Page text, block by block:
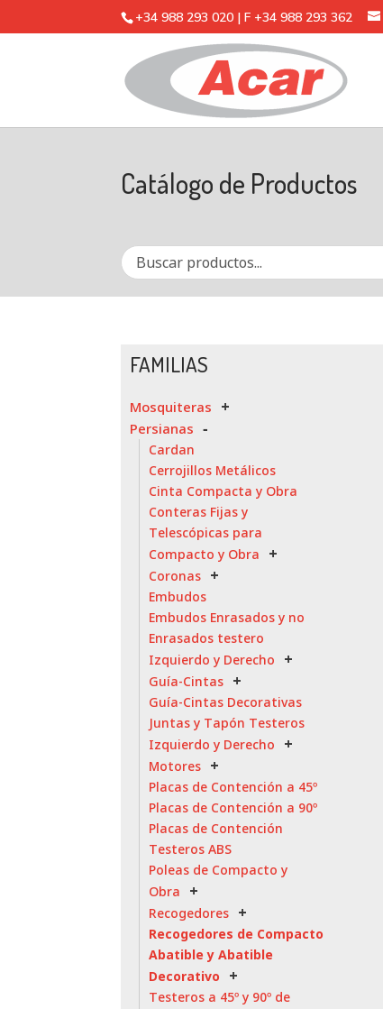
+34 988 293 020 | F +34 988 293 362
Catálogo de Productos
FAMILIAS
Mosquiteras
Persianas
Cardan
Cerrojillos Metálicos
Cinta Compacta y Obra
Conteras Fijas y
Telescópicas para
Compacto y Obra
Coronas
Embudos
Embudos Enrasados y no
Enrasados testero
Izquierdo y Derecho
Guía-Cintas
Guía-Cintas Decorativas
Juntas y Tapón Testeros
Izquierdo y Derecho
Motores
Placas de Contención a 45º
Placas de Contención a 90º
Placas de Contención
Testeros ABS
Poleas de Compacto y
Obra
Recogedores
Recogedores de Compacto
Abatible y Abatible
Decorativo
Testeros a 45º y 90º de